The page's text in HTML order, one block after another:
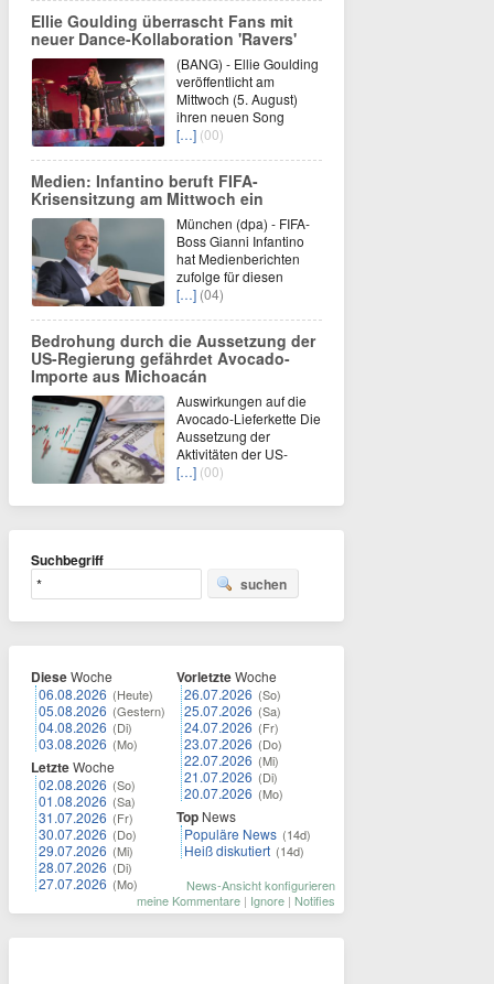
Ellie Goulding überrascht Fans mit
neuer Dance-Kollaboration 'Ravers'
(BANG) - Ellie Goulding
veröffentlicht am
Mittwoch (5. August)
ihren neuen Song
[…] (00)
Medien: Infantino beruft FIFA-
Krisensitzung am Mittwoch ein
München (dpa) - FIFA-
Boss Gianni Infantino
hat Medienberichten
zufolge für diesen
[…] (04)
Bedrohung durch die Aussetzung der
US-Regierung gefährdet Avocado-
Importe aus Michoacán
Auswirkungen auf die
Avocado-Lieferkette Die
Aussetzung der
Aktivitäten der US-
[…] (00)
Suchbegriff
suchen
DieseWoche
06.08.2026 (Heute)
05.08.2026 (Gestern)
04.08.2026 (Di)
03.08.2026 (Mo)
LetzteWoche
02.08.2026 (So)
01.08.2026 (Sa)
31.07.2026 (Fr)
30.07.2026 (Do)
29.07.2026 (Mi)
28.07.2026 (Di)
27.07.2026 (Mo)
VorletzteWoche
26.07.2026 (So)
25.07.2026 (Sa)
24.07.2026 (Fr)
23.07.2026 (Do)
22.07.2026 (Mi)
21.07.2026 (Di)
20.07.2026 (Mo)
Top News
Populäre News (14d)
Heiß diskutiert (14d)
News-Ansicht konfigurieren
meine Kommentare | Ignore | Notifies